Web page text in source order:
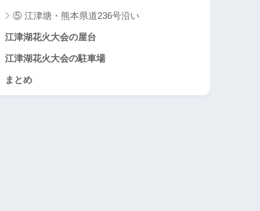
⑤ 江津塘・熊本県道236号沿い
江津湖花火大会の屋台
江津湖花火大会の駐車場
まとめ